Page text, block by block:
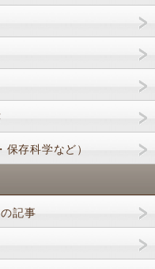
存科学など）
記事